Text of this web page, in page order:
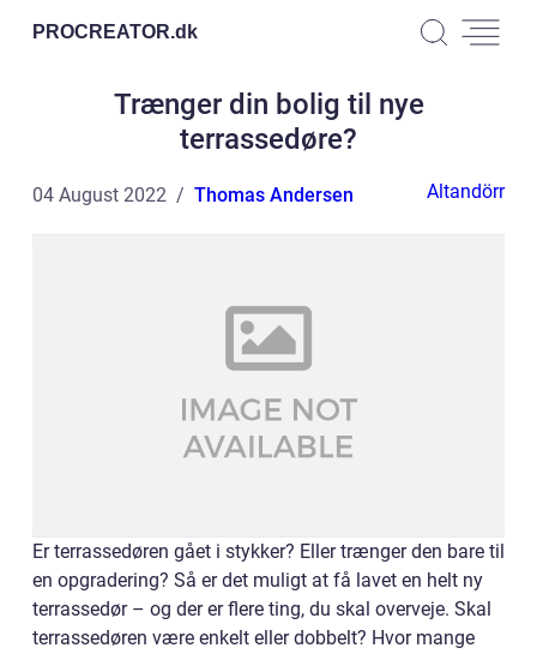
PROCREATOR.dk
Trænger din bolig til nye
terrassedøre?
04 August 2022 Thomas Andersen Altandörr
Er terrassedøren gået i stykker? Eller trænger den bare til
en opgradering? Så er det muligt at få lavet en helt ny
terrassedør – og der er flere ting, du skal overveje. Skal
terrassedøren være enkelt eller dobbelt? Hvor mange